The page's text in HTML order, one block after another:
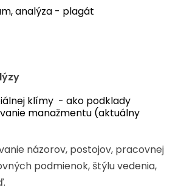
analýza - plagát
klímy - ako podklady
manažmentu (aktuálny
názorov, postojov, pracovnej
podmienok, štýlu vedenia,